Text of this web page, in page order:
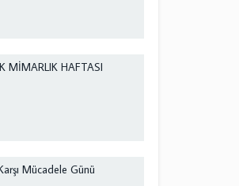
MİMARLIK HAFTASI
Mücadele Günü